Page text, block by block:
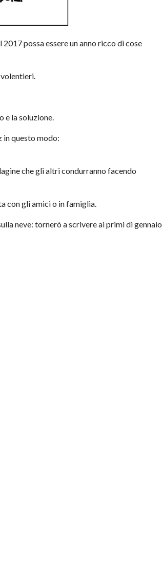
possa essere un anno ricco di cose
la soluzione.
in questo modo:
che gli altri condurranno facendo
con gli amici o in famiglia.
neve: tornerò a scrivere ai primi di gennaio.